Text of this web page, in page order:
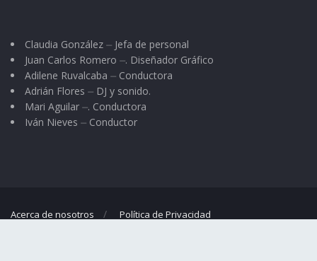
Claudia González ⏤ Jefa de personal
Juan Carlos Romero ⏤. Diseñador Gráfico
Adilene Ruvalcaba ⏤ Conductora
Adrián Flores ⏤ DJ y sonido.
Mari Aguilar ⏤. Conductora
Iván Nieves ⏤ Conductor
Acerca de nosotros Política de Privacidad